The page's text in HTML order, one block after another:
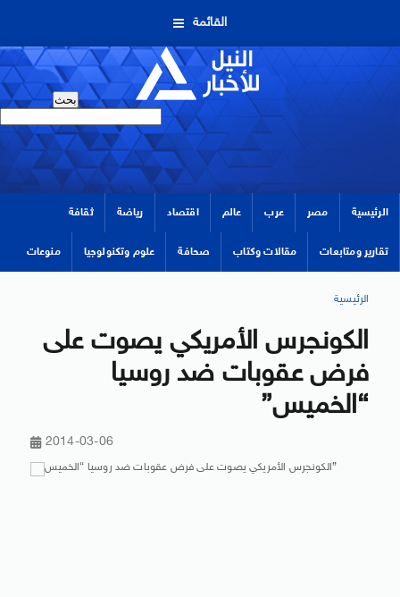
القائمة
الرئيسية مصر عرب عالم اقتصاد رياضة ثقافة
تقارير ومتابعات مقالات وكتاب صحافة علوم وتكنولوجيا منوعات
الرئيسية
الكونجرس الأمريكي يصوت على
فرض عقوبات ضد روسيا
“الخميس”
2014-03-06